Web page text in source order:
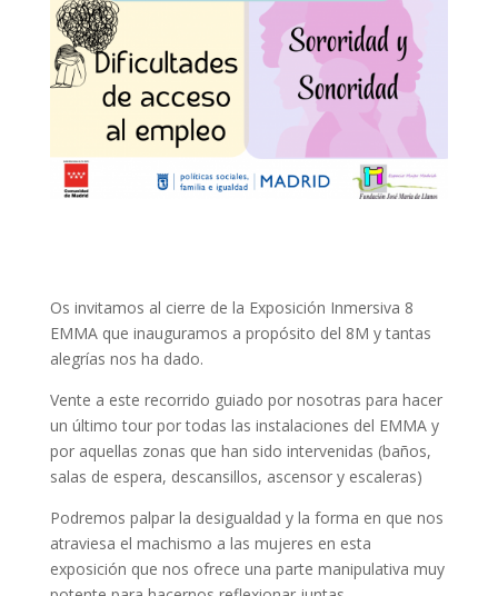
Os invitamos al cierre de la Exposición Inmersiva 8
EMMA que inauguramos a propósito del 8M y tantas
alegrías nos ha dado.
Vente a este recorrido guiado por nosotras para hacer
un último tour por todas las instalaciones del EMMA y
por aquellas zonas que han sido intervenidas (baños,
salas de espera, descansillos, ascensor y escaleras)
Podremos palpar la desigualdad y la forma en que nos
atraviesa el machismo a las mujeres en esta
exposición que nos ofrece una parte manipulativa muy